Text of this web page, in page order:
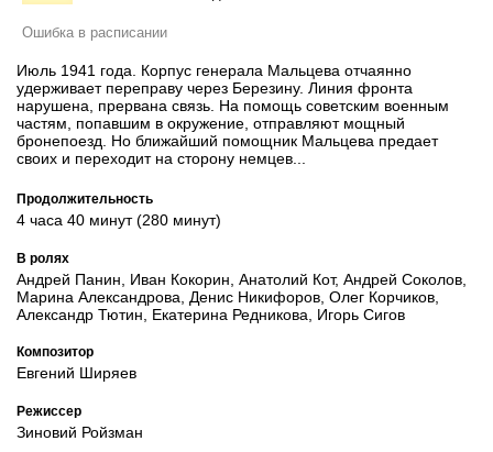
Ошибка в расписании
Июль 1941 года. Корпус генерала Мальцева отчаянно
удерживает переправу через Березину. Линия фронта
нарушена, прервана связь. На помощь советским военным
частям, попавшим в окружение, отправляют мощный
бронепоезд. Но ближайший помощник Мальцева предает
своих и переходит на сторону немцев...
Продолжительность
4 часа 40 минут (280 минут)
В ролях
Андрей Панин, Иван Кокорин, Анатолий Кот, Андрей Соколов,
Марина Александрова, Денис Никифоров, Олег Корчиков,
Александр Тютин, Екатерина Редникова, Игорь Сигов
Композитор
Евгений Ширяев
Режиссер
Зиновий Ройзман